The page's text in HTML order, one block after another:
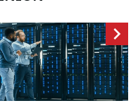
chevron_right